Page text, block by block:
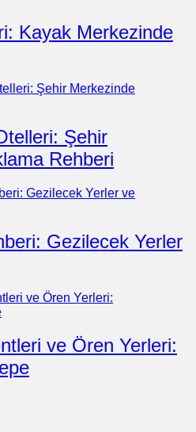
Kayak Merkezinde
Şehir
Rehberi
Gezilecek Yerler
ve Ören Yerleri: